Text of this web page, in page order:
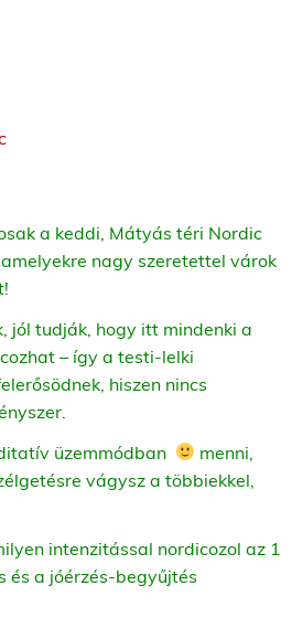
a keddi, Mátyás téri Nordic
nagy szeretettel várok
jól tudják, hogy itt mindenki a
– így a testi-lelki
hiszen nincs
üzemmódban
menni,
vágysz a többiekkel,
intenzitással nordicozol az 1
és a jóérzés-begyűjtés